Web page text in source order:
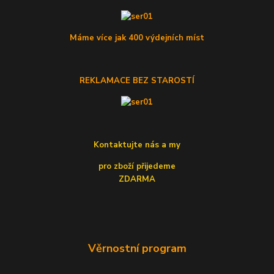
Máme více jak 400 výdejních míst
REKLAMACE BEZ STAROSTÍ
Kontaktujte nás a my
pro zboží přijedeme
ZDARMA
Věrnostní program